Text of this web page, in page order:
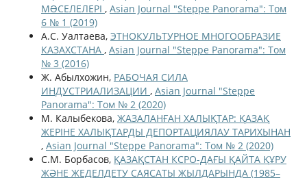
МƏСЕЛЕЛЕРІ , Asian Journal "Steppe Panorama": Том
6 № 1 (2019)
А.С. Уалтаева, ЭТНОКУЛЬТУРНОЕ МНОГООБРАЗИЕ
КАЗАХСТАНА , Asian Journal "Steppe Panorama": Том
№ 3 (2016)
Ж. Абылхожин, РАБОЧАЯ СИЛА
ИНДУСТРИАЛИЗАЦИИ , Asian Journal "Steppe
Panorama": Том № 2 (2020)
М. Калыбекова, ЖАЗАЛАНҒАН ХАЛЫҚТАР: ҚАЗАҚ
ЖЕРІНЕ ХАЛЫҚТАРДЫ ДЕПОРТАЦИЯЛАУ ТАРИХЫНАН
, Asian Journal "Steppe Panorama": Том № 2 (2020)
С.М. Борбасов, ҚАЗАҚСТАН КСРО-ДАҒЫ ҚАЙТА ҚҰРУ
ЖӘНЕ ЖЕДЕЛДЕТУ САЯСАТЫ ЖЫЛДАРЫНДА (1985–